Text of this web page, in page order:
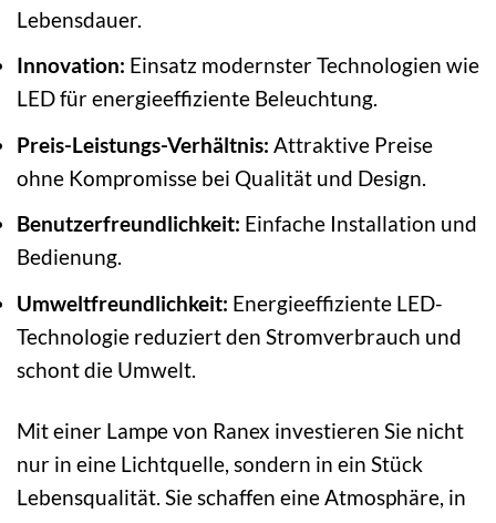
Lebensdauer.
Innovation: Einsatz modernster Technologien wie
LED für energieeffiziente Beleuchtung.
Preis-Leistungs-Verhältnis: Attraktive Preise
ohne Kompromisse bei Qualität und Design.
Benutzerfreundlichkeit: Einfache Installation und
Bedienung.
Umweltfreundlichkeit: Energieeffiziente LED-
Technologie reduziert den Stromverbrauch und
schont die Umwelt.
Mit einer Lampe von Ranex investieren Sie nicht
nur in eine Lichtquelle, sondern in ein Stück
Lebensqualität. Sie schaffen eine Atmosphäre, in